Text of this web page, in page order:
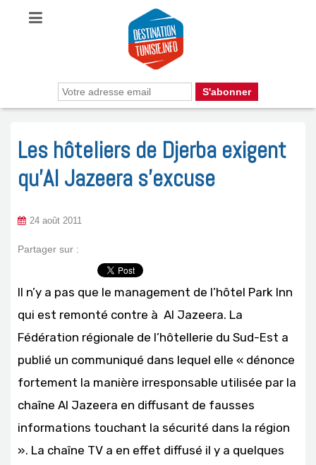
Les hôteliers de Djerba exigent
qu’Al Jazeera s’excuse
24 août 2011
Partager sur :
Il n’y a pas que le management de l’hôtel Park Inn
qui est remonté contre à Al Jazeera. La
Fédération régionale de l’hôtellerie du Sud-Est a
publié un communiqué dans lequel elle « dénonce
fortement la manière irresponsable utilisée par la
chaîne Al Jazeera en diffusant de fausses
informations touchant la sécurité dans la région
». La chaîne TV a en effet diffusé il y a quelques